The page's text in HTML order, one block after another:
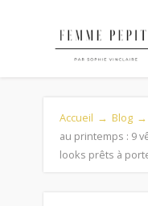
Accueil → Blog →
au printemps : 9
looks prêts à